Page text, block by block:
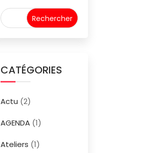
CATÉGORIES
Actu (2)
AGENDA (1)
Ateliers (1)